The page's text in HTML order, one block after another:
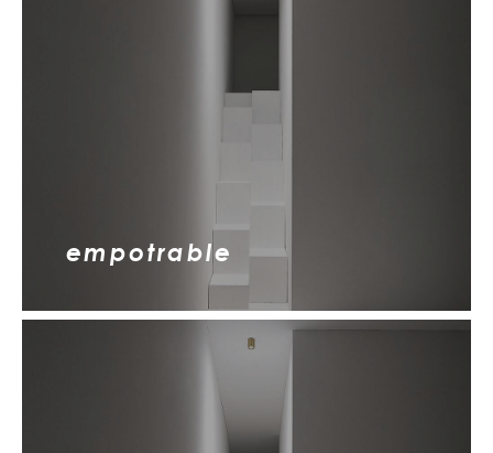
empotrable